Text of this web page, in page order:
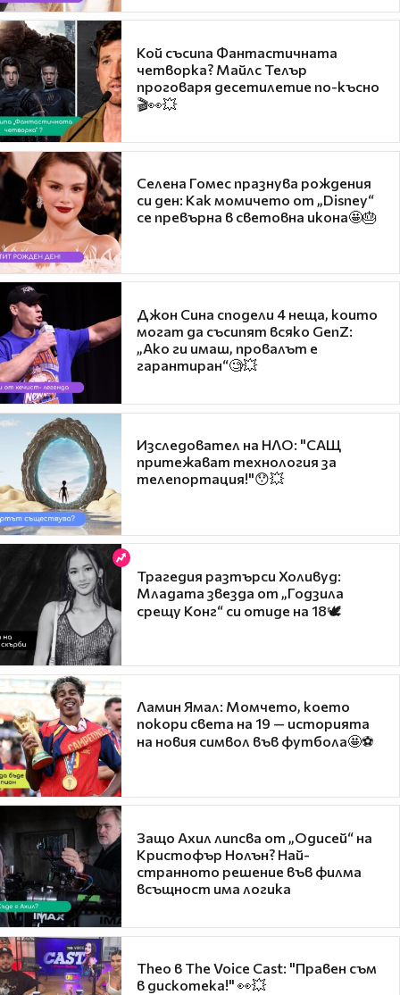
Кой съсипа Фантастичната
четворка? Майлс Телър
проговаря десетилетие по-късно
🎬👀💥
Селена Гомес празнува рождения
си ден: Как момичето от „Disney“
се превърна в световна икона🤩🎂
Джон Сина сподели 4 неща, които
могат да съсипят всяко GenZ:
„Ако ги имаш, провалът е
гарантиран“🧐💥
Изследовател на НЛО: "САЩ
притежават технология за
телепортация!"😯💥
Трагедия разтърси Холивуд:
Младата звезда от „Годзила
срещу Конг“ си отиде на 18🕊️
Ламин Ямал: Момчето, което
покори света на 19 — историята
на новия символ във футбола🤩⚽
Защо Ахил липсва от „Одисей“ на
Кристофър Нолън? Най-
странното решение във филма
всъщност има логика
Theo в The Voice Cast: "Правен съм
в дискотека!" 👀💥